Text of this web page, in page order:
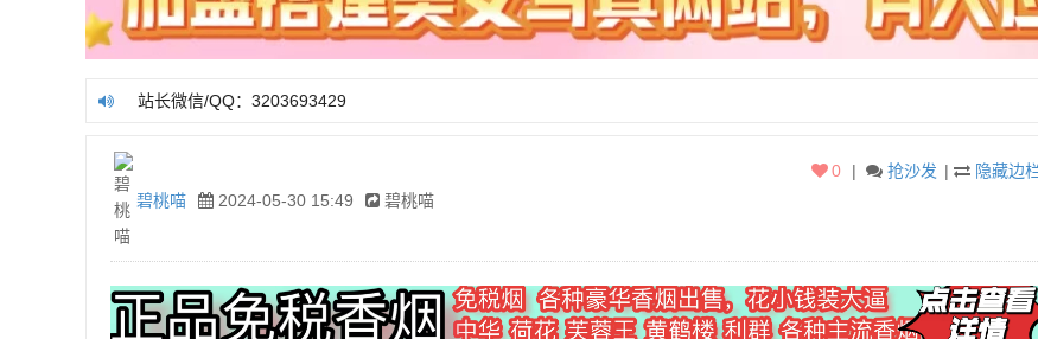
站长微信/QQ：3203693429
碧桃喵 2024-05-30 15:49 碧桃喵
| 隐藏边
| 抢沙发
0